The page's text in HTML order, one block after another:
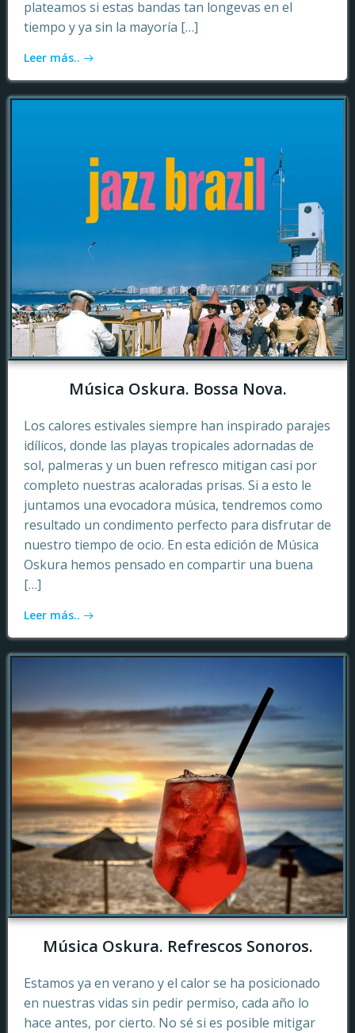
plateamos si estas bandas tan longevas en el
tiempo y ya sin la mayoría […]
Leer más..
Música Oskura. Bossa Nova.
Los calores estivales siempre han inspirado parajes
idílicos, donde las playas tropicales adornadas de
sol, palmeras y un buen refresco mitigan casi por
completo nuestras acaloradas prisas. Si a esto le
juntamos una evocadora música, tendremos como
resultado un condimento perfecto para disfrutar de
nuestro tiempo de ocio. En esta edición de Música
Oskura hemos pensado en compartir una buena
[…]
Leer más..
Música Oskura. Refrescos Sonoros.
Estamos ya en verano y el calor se ha posicionado
en nuestras vidas sin pedir permiso, cada año lo
hace antes, por cierto. No sé si es posible mitigar